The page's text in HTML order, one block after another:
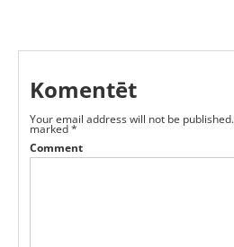
Komentēt
Your email address will not be published.
marked*
Comment